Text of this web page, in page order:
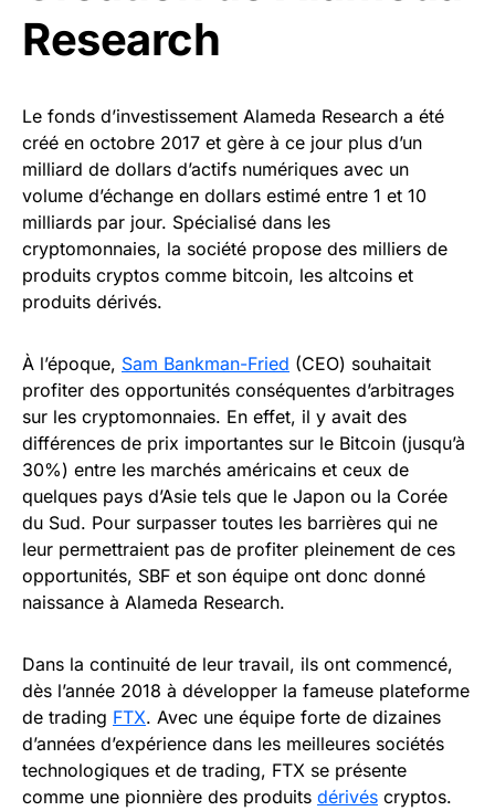
Research
Le fonds d’investissement Alameda Research a été
créé en octobre 2017 et gère à ce jour plus d’un
milliard de dollars d’actifs numériques avec un
volume d’échange en dollars estimé entre 1 et 10
milliards par jour. Spécialisé dans les
cryptomonnaies, la société propose des milliers de
produits cryptos comme bitcoin, les altcoins et
produits dérivés.
À l’époque, Sam Bankman-Fried (CEO) souhaitait
profiter des opportunités conséquentes d’arbitrages
sur les cryptomonnaies. En effet, il y avait des
différences de prix importantes sur le Bitcoin (jusqu’à
30%) entre les marchés américains et ceux de
quelques pays d’Asie tels que le Japon ou la Corée
du Sud. Pour surpasser toutes les barrières qui ne
leur permettraient pas de profiter pleinement de ces
opportunités, SBF et son équipe ont donc donné
naissance à Alameda Research.
Dans la continuité de leur travail, ils ont commencé,
dès l’année 2018 à développer la fameuse plateforme
de trading FTX. Avec une équipe forte de dizaines
d’années d’expérience dans les meilleures sociétés
technologiques et de trading, FTX se présente
comme une pionnière des produits dérivés cryptos.